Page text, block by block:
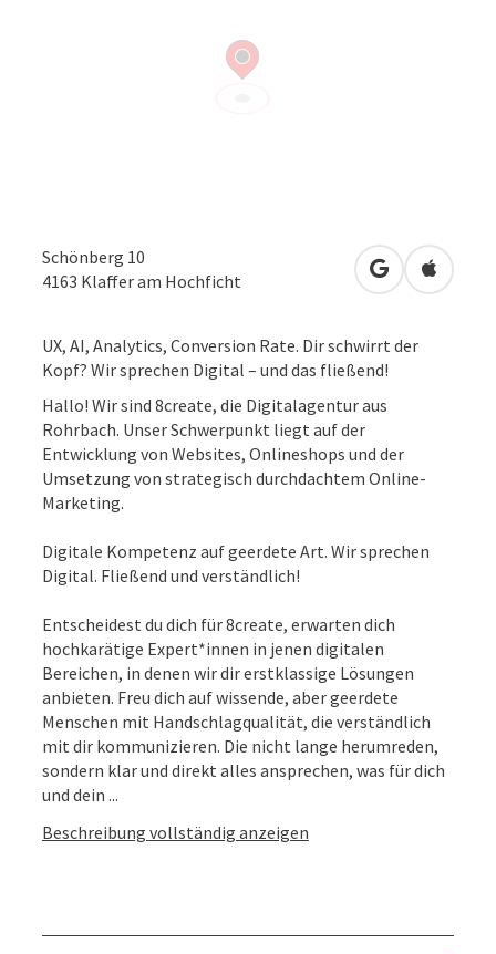
Schönberg 10
4163 Klaffer am Hochficht in Google
in
UX, AI, Analytics, Conversion Rate. Dir schwirrt der
Kopf? Wir sprechen Digital – und das fließend!
Hallo! Wir sind 8create, die Digitalagentur aus
Rohrbach. Unser Schwerpunkt liegt auf der
Entwicklung von Websites, Onlineshops und der
Umsetzung von strategisch durchdachtem Online-
Marketing.
Digitale Kompetenz auf geerdete Art. Wir sprechen
Digital. Fließend und verständlich!
Entscheidest du dich für 8create, erwarten dich
hochkarätige Expert*innen in jenen digitalen
Bereichen, in denen wir dir erstklassige Lösungen
anbieten. Freu dich auf wissende, aber geerdete
Menschen mit Handschlagqualität, die verständlich
mit dir kommunizieren. Die nicht lange herumreden,
sondern klar und direkt alles ansprechen, was für dich
und dein ...
Beschreibung vollständig anzeigen